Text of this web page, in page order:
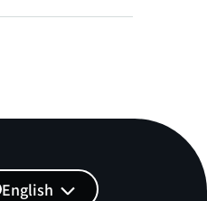
English